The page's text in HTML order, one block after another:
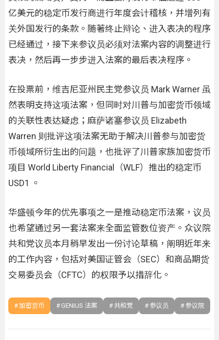
亿美元的稳定币发行商进行年度会计稽核，并增列有
关外国发行的条款。随著终止辩论、进入表决的程序
已经通过，接下来参议员必须对法案内容的调整进行
表决，然后再一步步进入法案的最后表决程序。
在投票前，维吉尼亚州民主党参议员 Mark Warner 虽
然表明支持这项法案，但同时对川普与加密货币领域
的关联性表达疑虑；麻萨诸塞参议员 Elizabeth
Warren 则批评这项法案无助于解决川普参与加密货
币领域所衍生出的问题，也批评了川普家族加密货币
项目 World Liberty Financial（WLF）推出的稳定币
USD1 。
华盛顿今年的优先事项之一是推动稳定币法案，议员
也希望通过另一套法案来全面监管数位资产。众议院
共和党议员本月稍早发出一份讨论草稿，阐明近年来
的工作内容，包括对美国证管会（SEC）和商品期货
交易委员会（CFTC）的权限予以措辞化。
加密货币 GENIUS 法案 共和党 参议员 参议院